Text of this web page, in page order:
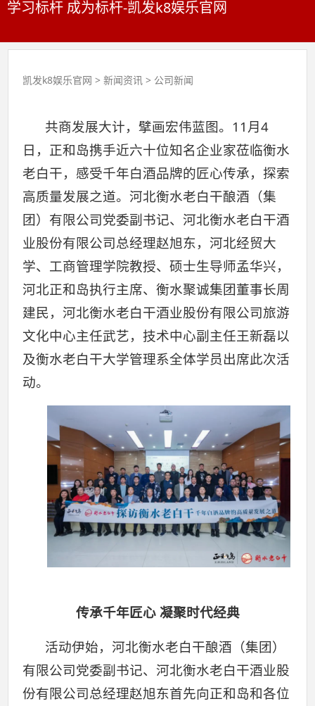
学习标杆 成为标杆-凯发k8娱乐官网
凯发k8娱乐官网 >新闻资讯 > 公司新闻
共商发展大计，擘画宏伟蓝图。11月4
日，正和岛携手近六十位知名企业家莅临衡水
老白干，感受千年白酒品牌的匠心传承，探索
高质量发展之道。河北衡水老白干酿酒（集
团）有限公司党委副书记、河北衡水老白干酒
业股份有限公司总经理赵旭东，河北经贸大
学、工商管理学院教授、硕士生导师孟华兴，
河北正和岛执行主席、衡水聚诚集团董事长周
建民，河北衡水老白干酒业股份有限公司旅游
文化中心主任武艺，技术中心副主任王新磊以
及衡水老白干大学管理系全体学员出席此次活
动。
传承千年匠心 凝聚时代经典
活动伊始，河北衡水老白干酿酒（集团）
有限公司党委副书记、河北衡水老白干酒业股
份有限公司总经理赵旭东首先向正和岛和各位